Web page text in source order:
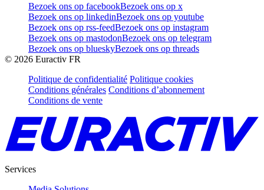
Bezoek ons op facebookBezoek ons op x
Bezoek ons op linkedinBezoek ons op youtube
Bezoek ons op rss-feedBezoek ons op instagram
Bezoek ons op mastodonBezoek ons op telegram
Bezoek ons op blueskyBezoek ons op threads
© 2026 Euractiv FR
Politique de confidentialité Politique cookies
Conditions générales Conditions d’abonnement
Conditions de vente
Services